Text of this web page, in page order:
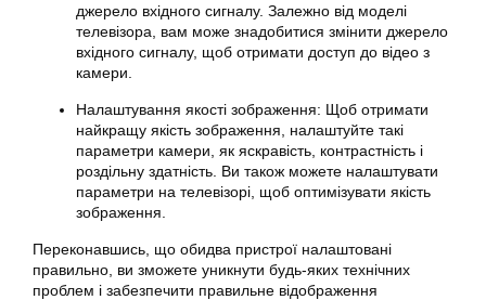
джерело вхідного сигналу. Залежно від моделі
телевізора, вам може знадобитися змінити джерело
вхідного сигналу, щоб отримати доступ до відео з
камери.
Налаштування якості зображення: Щоб отримати
найкращу якість зображення, налаштуйте такі
параметри камери, як яскравість, контрастність і
роздільну здатність. Ви також можете налаштувати
параметри на телевізорі, щоб оптимізувати якість
зображення.
Переконавшись, що обидва пристрої налаштовані
правильно, ви зможете уникнути будь-яких технічних
проблем і забезпечити правильне відображення